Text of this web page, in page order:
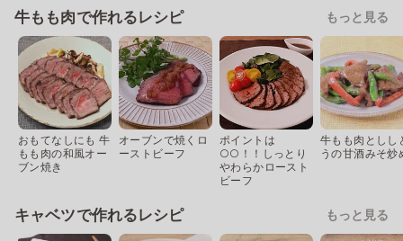
牛もも肉で作れるレシピ もっと見る
おもてなしにも 牛
もも肉の和風オー
ブン焼き
オーブンで焼くロ
ーストビーフ
ポイントは
○○！！しっとり
やわらかロースト
ビーフ
牛もも肉としし
うの甘酒みそ炒
キャベツで作れるレシピ もっと見る